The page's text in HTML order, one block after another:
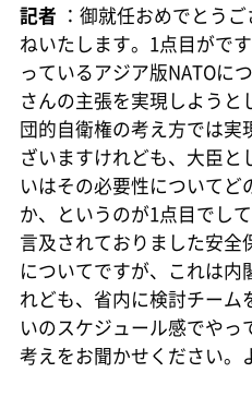
記者 ：御就任おめでとう
ねいたします。1点目がで
っているアジア版NATOに
さんの主張を実現しよう
団的自衛権の考え方では
ざいますけれども、大臣と
いはその必要性についてど
か、というのが1点目でし
言及されておりました安全
についてですが、これは
れども、省内に検討チーム
いのスケジュール感でや
考えをお聞かせください。